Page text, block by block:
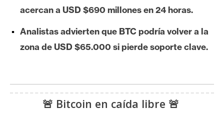
u
m
A
acercan a USD $690 millones en 24 horas.
Analistas advierten que BTC podría volver a la
zona de USD $65.000 si pierde soporte clave.
🚨 Bitcoin en caída libre 🚨